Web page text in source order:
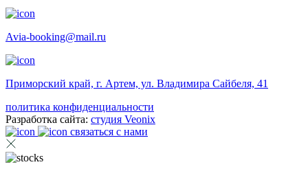
Avia-booking@mail.ru
Приморский край, г. Артем, ул. Владимира Сайбеля, 41
политика конфиденциальности
Разработка сайта: студия Veonix
связаться с нами